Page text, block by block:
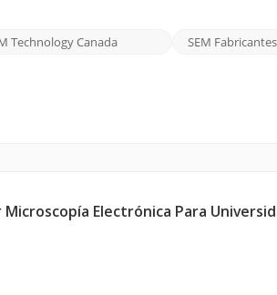
Technology Canada SEM
Microscopía Electrónica Para